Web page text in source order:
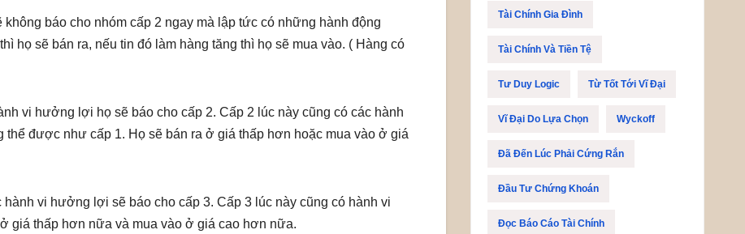
báo cho nhóm cấp 2 ngay mà lập tức có những hành động
họ sẽ bán ra, nếu tin đó làm hàng tăng thì họ sẽ mua vào. ( Hàng có
vi hưởng lợi họ sẽ báo cho cấp 2. Cấp 2 lúc này cũng có các hành
được như cấp 1. Họ sẽ bán ra ở giá thấp hơn hoặc mua vào ở giá
vi hưởng lợi sẽ báo cho cấp 3. Cấp 3 lúc này cũng có hành vi
giá thấp hơn nữa và mua vào ở giá cao hơn nữa.
Tài Chính Gia Đình
Tài Chính Và Tiền Tệ
Tư Duy Logic Từ Tốt Tới Vĩ Đại
Vĩ Đại Do Lựa Chọn Wyckoff
Đã Đến Lúc Phải Cứng Rắn
Đầu Tư Chứng Khoán
Đọc Báo Cáo Tài Chính